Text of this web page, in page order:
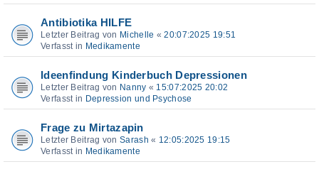
Antibiotika HILFE
Letzter Beitrag von Michelle «20:07:2025 19:51
Verfasst in Medikamente
Ideenfindung Kinderbuch Depressionen
Letzter Beitrag von Nanny « 15:07:2025 20:02
Verfasst in Depression und Psychose
Frage zu Mirtazapin
Letzter Beitrag von Sarash « 12:05:2025 19:15
Verfasst in Medikamente